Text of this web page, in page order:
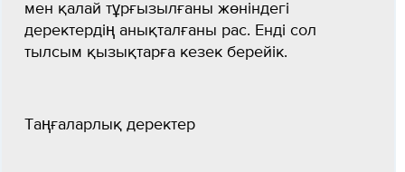
мен қалай тұрғызылғаны жөніндегі
деректердің анықталғаны рас. Енді сол
тылсым қызықтарға кезек берейік.
Таңғаларлық деректер